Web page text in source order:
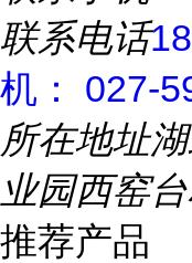
联系电话
机： 027-
所在地址
业园西窑
推荐产品